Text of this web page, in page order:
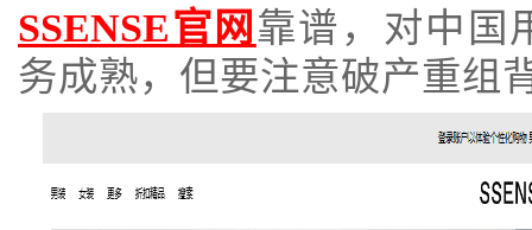
SSENSE官网 靠谱，对中国
务成熟，但要注意破产重组